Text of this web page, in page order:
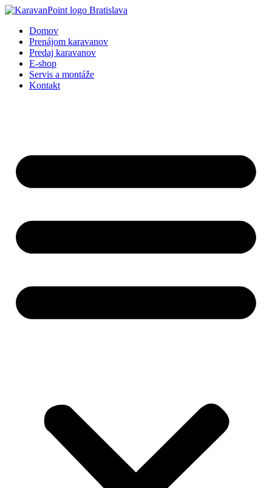
Preskočiť
obsah
Domov
Prenájom karavanov
Predaj karavanov
E-shop
Servis a montáže
Kontakt